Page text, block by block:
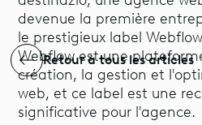
Retour à tous les articles
devenue la première
le prestigieux label
Webflow est une
création, la gestion et
web, et ce label est une
significative pour l'agence.